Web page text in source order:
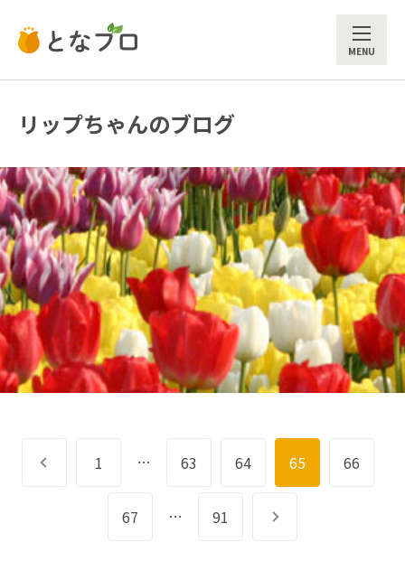
リップちゃんのブログ
1 … 63 64 65 66
67 … 91